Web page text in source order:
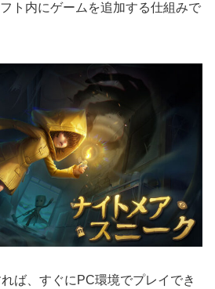
ト内にゲームを追加する仕組みで
ば、すぐにPC環境でプレイでき